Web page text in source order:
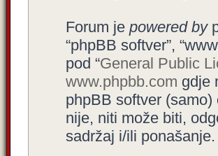
Forum je powered by
“phpBB softver”,
pod “General Public
www.phpbb.com gdje
phpBB softver
nije, niti može biti,
sadržaj i/ili ponašanje.